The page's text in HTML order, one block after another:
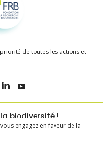
de toutes les actions et
biodiversité !
engagez en faveur de la